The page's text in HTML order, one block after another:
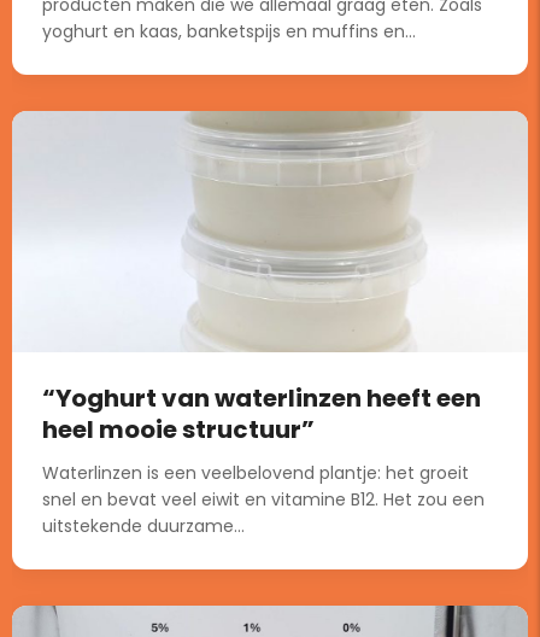
producten maken die we allemaal graag eten. Zoals
yoghurt en kaas, banketspijs en muffins en...
“Yoghurt van waterlinzen heeft een
heel mooie structuur”
Waterlinzen is een veelbelovend plantje: het groeit
snel en bevat veel eiwit en vitamine B12. Het zou een
uitstekende duurzame...